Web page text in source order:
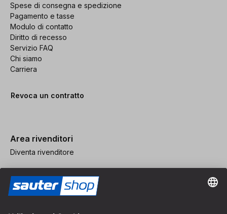
Spese di consegna e spedizione
Pagamento e tasse
Modulo di contatto
Diritto di recesso
Servizio FAQ
Chi siamo
Carriera
Revoca un contratto
Area rivenditori
Diventa rivenditore